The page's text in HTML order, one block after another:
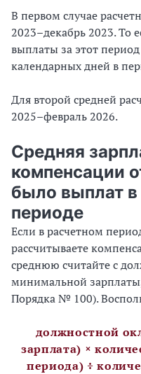
В первом случае
2023–декабрь 2023. То
выплаты за этот
календарных дней в
Для второй средней
2025–февраль 2026.
Средняя
компенсации
было выплат
периоде
Если в расчетном
рассчитываете
среднюю считайте с
минимальной
Порядка № 100).
должностной
зарплата) ×
периода) ÷